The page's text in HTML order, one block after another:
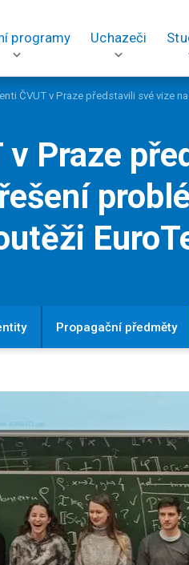
programy Uchazeči
ČVUT v Praze představili své vize
v Praze
Propagační předměty